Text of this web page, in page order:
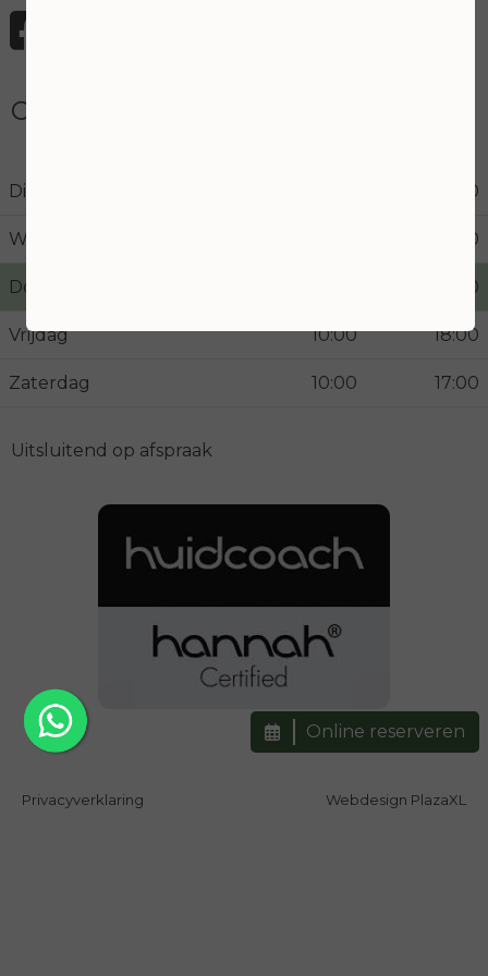
Openingstijden
Dinsdag 18:00
Woensdag 21:00
Donderdag 18:00
Vrijdag 10:00 18:00
Zaterdag 10:00 17:00
Uitsluitend op afspraak
Online reserveren
Privacyverklaring Webdesign PlazaXL